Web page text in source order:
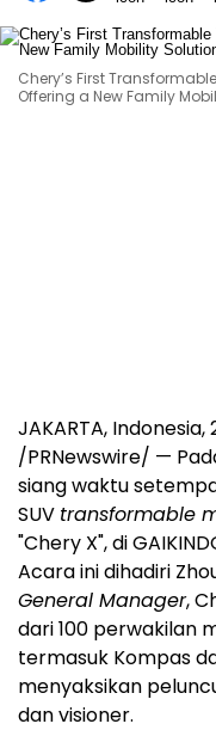
Chery’s First
Offering a New Family
JAKARTA, Indonesia,
/PRNewswire/ —
siang waktu
SUV transformable
"Chery X", di
Acara ini dihadiri
General Manager,
dari 100 perwakilan
termasuk Kompas
menyaksikan
dan visioner.